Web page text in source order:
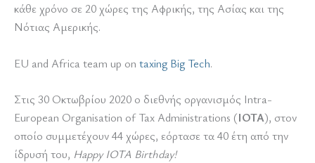
κάθε χρόνο σε 20 χώρες της Αφρικής, της Ασίας και της
Νότιας Αμερικής.
EU and Africa team up on taxing Big Tech.
Στις 30 Οκτωβρίου 2020 ο διεθνής οργανισμός Intra-
European Organisation of Tax Administrations (IOTA), στον
οποίο συμμετέχουν 44 χώρες, εόρτασε τα 40 έτη από την
ίδρυσή του, Happy IOTA Birthday!